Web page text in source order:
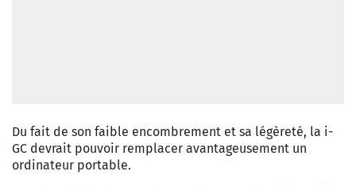
Du fait de son faible encombrement et sa légèreté, la i-
GC devrait pouvoir remplacer avantageusement un
ordinateur portable.